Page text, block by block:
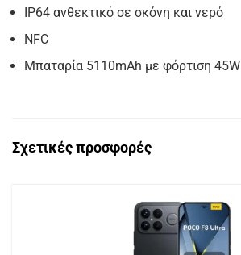
IP64 ανθεκτικό σε σκόνη και νερό
NFC
Μπαταρία 5110mAh με φόρτιση 45W
Σχετικές προσφορές